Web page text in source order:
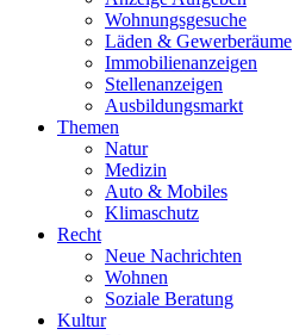
Wohnungsgesuche
Läden & Gewerberäume
Immobilienanzeigen
Stellenanzeigen
Ausbildungsmarkt
Themen
Natur
Medizin
Auto & Mobiles
Klimaschutz
Recht
Neue Nachrichten
Wohnen
Soziale Beratung
Kultur